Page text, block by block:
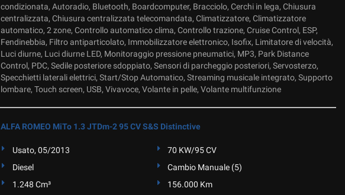
condizionata, Autoradio, Bluetooth, Boardcomputer, Bracciolo, Cerchi in lega, Chiusura
centralizzata, Chiusura centralizzata telecomandata, Climatizzatore, Climatizzatore
automatico, 2 zone, Controllo automatico clima, Controllo trazione, Cruise Control, ESP,
Fendinebbia, Filtro antiparticolato, Immobilizzatore elettronico, Isofix, Limitatore di velocità,
Luci diurne, Luci diurne LED, Monitoraggio pressione pneumatici, MP3, Park Distance
Control, PDC, Sedile posteriore sdoppiato, Sensori di parcheggio posteriori, Servosterzo,
Specchietti laterali elettrici, Start/Stop Automatico, Streaming musicale integrato, Supporto
lombare, Touch screen, USB, Vivavoce, Volante in pelle, Volante multifunzione
ALFA ROMEO MiTo 1.3 JTDm-2 95 CV S&S Distinctive
Usato, 05/2013
70 KW/95 CV
Diesel
Cambio Manuale (5)
1.248 Cm³
156.000 Km